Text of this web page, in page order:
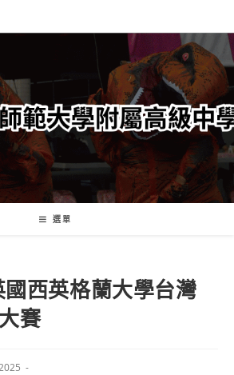
選單
西英格蘭大學台灣
賽